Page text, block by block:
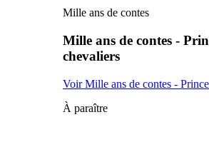
Mille ans de contes
Mille ans de contes -
chevaliers
Voir Mille ans de contes -
À paraître